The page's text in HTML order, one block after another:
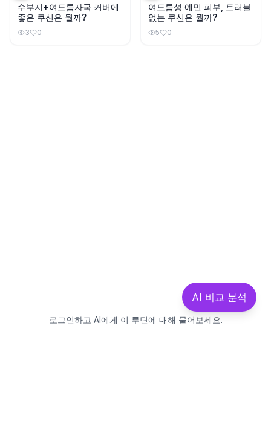
수부지+여드름자국 커버에
좋은 쿠션은 뭘까?
3 0
여드름성 예민 피부, 트러블
없는 쿠션은 뭘까?
5 0
로그인하고 AI에게 이 루틴에 대해 물어보세요.
AI 비교 분석